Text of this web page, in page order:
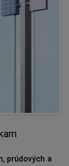
prúdových a